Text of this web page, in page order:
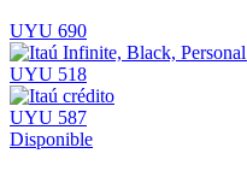
UYU 690
UYU 518
UYU 587
Disponible